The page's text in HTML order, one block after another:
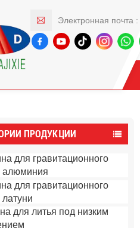
Электронная почта :
ПРОДУКЦИИ
для гравитационного
алюминия
для гравитационного
латуни
для литья под низким